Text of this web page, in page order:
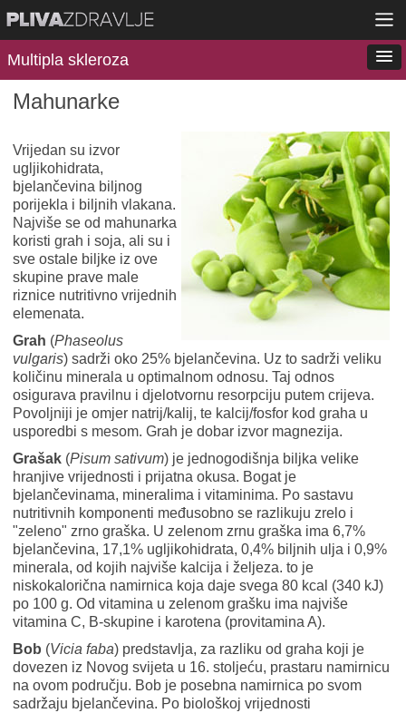
Multipla skleroza
Mahunarke
Vrijedan su izvor
ugljikohidrata,
bjelančevina biljnog
porijekla i biljnih vlakana.
Najviše se od mahunarka
koristi grah i soja, ali su i
sve ostale biljke iz ove
skupine prave male
riznice nutritivno vrijednih
elemenata.
Grah (Phaseolus
vulgaris) sadrži oko 25% bjelančevina. Uz to sadrži veliku
količinu minerala u optimalnom odnosu. Taj odnos
osigurava pravilnu i djelotvornu resorpciju putem crijeva.
Povoljniji je omjer natrij/kalij, te kalcij/fosfor kod graha u
usporedbi s mesom. Grah je dobar izvor magnezija.
Grašak (Pisum sativum) je jednogodišnja biljka velike
hranjive vrijednosti i prijatna okusa. Bogat je
bjelančevinama, mineralima i vitaminima. Po sastavu
nutritivnih komponenti međusobno se razlikuju zrelo i
"zeleno" zrno graška. U zelenom zrnu graška ima 6,7%
bjelančevina, 17,1% ugljikohidrata, 0,4% biljnih ulja i 0,9%
minerala, od kojih najviše kalcija i željeza. to je
niskokalorična namirnica koja daje svega 80 kcal (340 kJ)
po 100 g. Od vitamina u zelenom grašku ima najviše
vitamina C, B-skupine i karotena (provitamina A).
Bob (Vicia faba) predstavlja, za razliku od graha koji je
dovezen iz Novog svijeta u 16. stoljeću, prastaru namirnicu
na ovom području. Bob je posebna namirnica po svom
sadržaju bjelančevina. Po biološkoj vrijednosti